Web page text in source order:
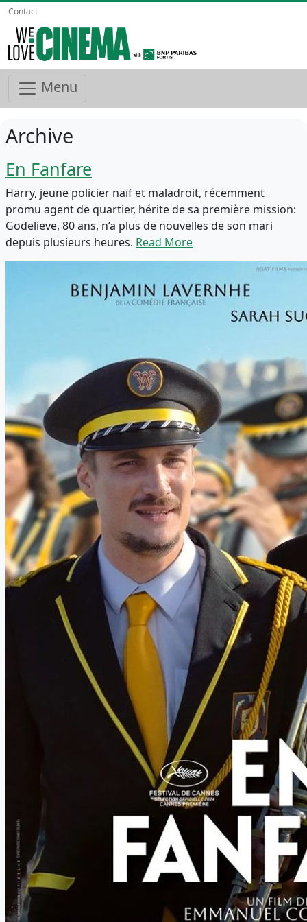
Contact
Menu
Archive
En Fanfare
Harry, jeune policier naïf et maladroit, récemment
promu agent de quartier, hérite de sa première mission:
Godelieve, 80 ans, n’a plus de nouvelles de son mari
depuis plusieurs heures. Read More